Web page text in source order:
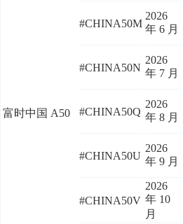
富时中国 A50
#CHINA50M
2026
年 6 月
#CHINA50N
2026
年 7 月
#CHINA50Q
2026
年 8 月
#CHINA50U
2026
年 9 月
#CHINA50V
2026
年 10
月